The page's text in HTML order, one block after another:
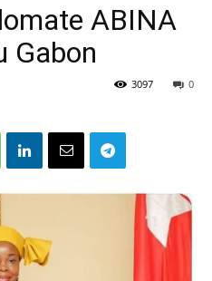
ABINA
Gabon
0
3097